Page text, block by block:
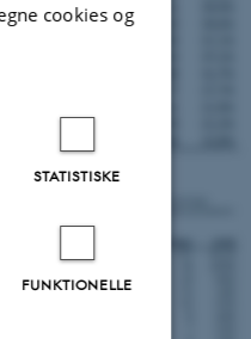
cookies og
STATISTISKE
FUNKTIONELLE